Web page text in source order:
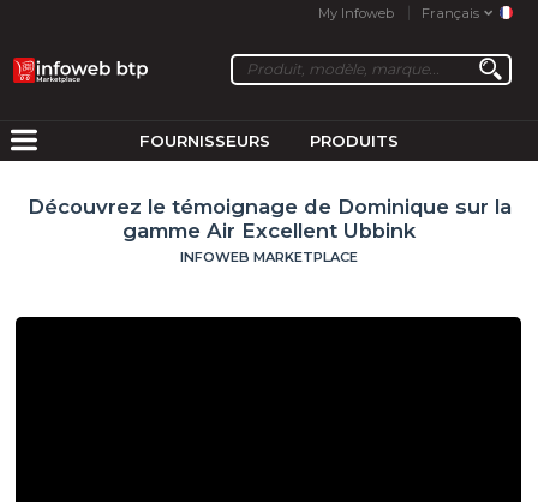
My Infoweb Français
FOURNISSEURS PRODUITS
Découvrez le témoignage de Dominique sur la
gamme Air Excellent Ubbink
INFOWEB MARKETPLACE